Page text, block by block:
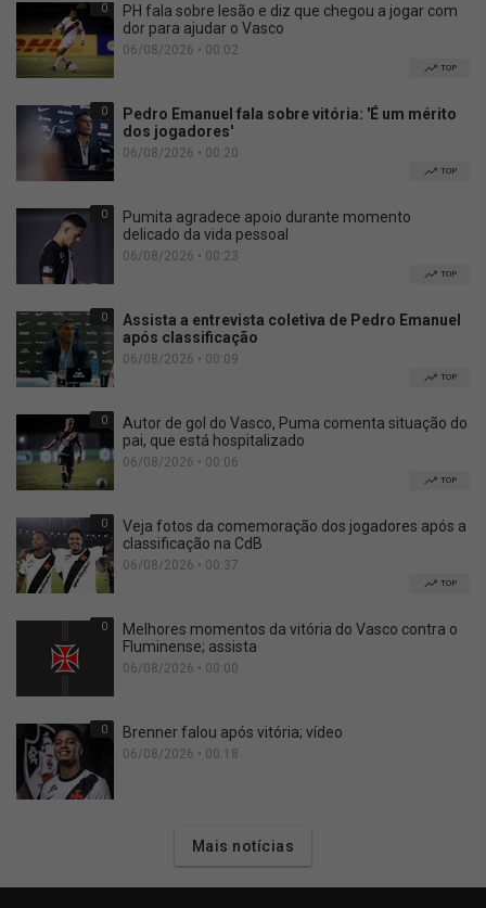
0
PH fala sobre lesão e diz que chegou a jogar com
dor para ajudar o Vasco
06/08/2026 • 00:02
TOP
0
Pedro Emanuel fala sobre vitória: 'É um mérito
dos jogadores'
06/08/2026 • 00:20
TOP
0
Pumita agradece apoio durante momento
delicado da vida pessoal
06/08/2026 • 00:23
TOP
0
Assista a entrevista coletiva de Pedro Emanuel
após classificação
06/08/2026 • 00:09
TOP
0
Autor de gol do Vasco, Puma comenta situação do
pai, que está hospitalizado
06/08/2026 • 00:06
TOP
0
Veja fotos da comemoração dos jogadores após a
classificação na CdB
06/08/2026 • 00:37
TOP
0
Melhores momentos da vitória do Vasco contra o
Fluminense; assista
06/08/2026 • 00:00
0 Brenner falou após vitória; vídeo
06/08/2026 • 00:18
Mais notícias